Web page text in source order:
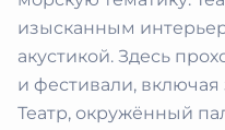
изысканным
акустикой. Здесь
и фестивали,
Театр, окружённый